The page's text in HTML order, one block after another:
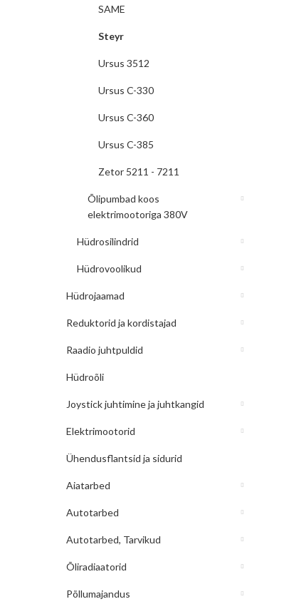
SAME
Steyr
Ursus 3512
Ursus C-330
Ursus C-360
Ursus C-385
Zetor 5211 - 7211
Õlipumbad koos
elektrimootoriga 380V
Hüdrosilindrid
Hüdrovoolikud
Hüdrojaamad
Reduktorid ja kordistajad
Raadio juhtpuldid
Hüdroõli
Joystick juhtimine ja juhtkangid
Elektrimootorid
Ühendusflantsid ja sidurid
Aiatarbed
Autotarbed
Autotarbed, Tarvikud
Õliradiaatorid
Põllumajandus